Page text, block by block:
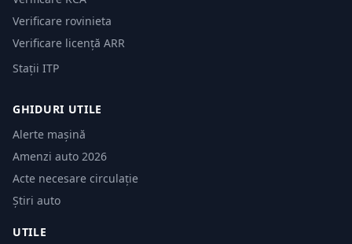
Verificare rovinieta
Verificare licență ARR
Stații ITP
GHIDURI UTILE
Alerte mașină
Amenzi auto 2026
Acte necesare circulație
Știri auto
UTILE